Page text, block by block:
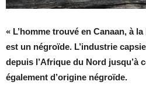
« L’homme trouvé en Canaan, à la
est un négroïde. L’industrie
depuis l’Afrique du Nord jusqu’à
également d’origine négroïde.